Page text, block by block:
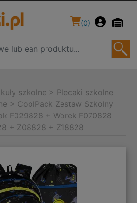
(0)
szkolne > Plecaki szkolne
> CoolPack Zestaw Szkolny
F029828 + Worek F070828
+ Z08828 + Z18828